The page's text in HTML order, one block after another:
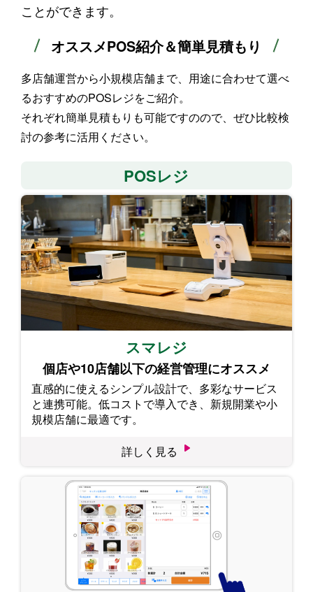
ことができます。
オススメPOS紹介＆簡単見積もり
多店舗運営から小規模店舗まで、用途に合わせて選べ
るおすすめのPOSレジをご紹介。
それぞれ簡単見積もりも可能ですのので、ぜひ比較検
討の参考に活用ください。
POSレジ
スマレジ
個店や10店舗以下の経営管理にオススメ
直感的に使えるシンプル設計で、多彩なサービス
と連携可能。低コストで導入でき、新規開業や小
規模店舗に最適です。
詳しく見る